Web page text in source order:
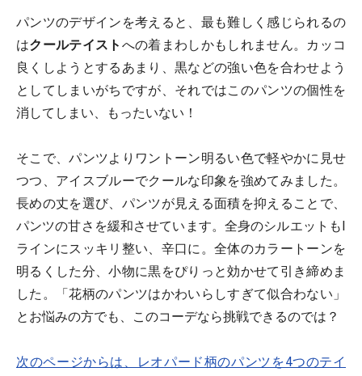
パンツのデザインを考えると、最も難しく感じられるの
はクールテイスト への着まわしかもしれません。カッコ
良くしようとするあまり、黒などの強い色を合わせよう
としてしまいがちですが、それではこのパンツの個性を
消してしまい、もったいない！
そこで、パンツよりワントーン明るい色で軽やかに見せ
つつ、アイスブルーでクールな印象を強めてみました。
長めの丈を選び、パンツが見える面積を抑えることで、
パンツの甘さを緩和させています。全身のシルエットもI
ラインにスッキリ整い、辛口に。全体のカラートーンを
明るくした分、小物に黒をぴりっと効かせて引き締めま
した。「花柄のパンツはかわいらしすぎて似合わない」
とお悩みの方でも、このコーデなら挑戦できるのでは？
次のページからは、レオパード柄のパンツを4つのテイ